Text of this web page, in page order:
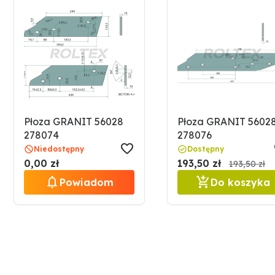
Płoza GRANIT 56028
278074
Niedostępny
0,00 zł
Powiadom
Płoza GRANIT
278076
Dostępny
193,50 zł 193,50 zł
Do koszyka